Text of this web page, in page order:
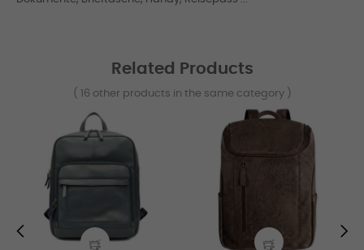
Related Products
( 16 other products in the same category )